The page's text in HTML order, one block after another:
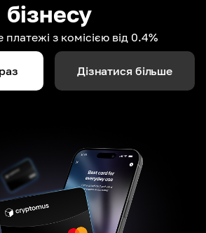
бізнесу
з комісією від 0.4%
Дізнатися більше